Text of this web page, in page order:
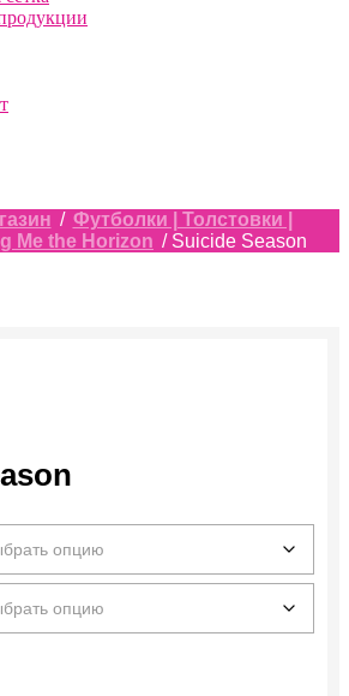
/ Футболки | Толстовки |
Me the Horizon / Suicide Season